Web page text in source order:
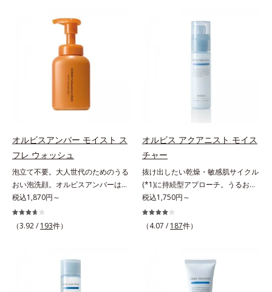
加水分解シルク、スフィンゴ糖脂
質、トコフェロール、グリセリン、
ヒアルロン酸ヒドロキシプロピルト
リモニウム、フェノキシエタノー
ル）*2 髪の乾燥、乾燥によるパサ
(*2)もまっさらにオフするボディク
レンザーです。気になるニオイ、ご
わつきの元となるのは、皮脂と古い
角質。汚れの吸着力が強い3種のク
レイ配合(*3)で、皮脂や古い角質、
毛穴汚れまでスッキリ落として、ず
っと触れていたくなるような、しっ
とりうるおったなめらかな素肌に整
のニオイや角質が気になる部位に、
週2～3回を目安にお使いいただけ
る、スペシャルボディケアアイテム
です。落ち着きと深みを感じさせ
る、ウッディの香り。*1 ニオイの
元となる汚れ *2 古い角質 *3 レ
ッドクレイ（イライト、カオリン）
配合＝古い角質をからめとる洗浄成
ナイト配合＝洗浄成分
振って混ぜると、美容成分がくずれ
防止成分を包み込み、メイクの上に
汗・水・皮脂をはじきながら、美容
成分がうるおいをキープ。Wの機能
さらに保湿成分配合でうるおい感が
続き、エアコンなどによる乾燥も防
ぎます。*1 トリメチルシロキシケ
イ酸、ジメチコン配合＝汗や水、皮
脂をはじき、メイクくずれを防ぐ成
分*2 オリーブ葉エキス、ゴレンシ
葉エキス、加水分解ヒアルロン酸、
異性化糖配合＝保湿成分【ご使用方
法】2層タイプなので、必ず容器を
よく振ってからお使いください。メ
イクの仕上げに、顔から20cm程度
シュが目安）ミストを塗布後、肌に
触れずに乾くまでそのままお待ちく
オルビスアンバー モイスト ス
フレ ウォッシュ
泡立て不要。大人世代のためのうる
おい泡洗顔。オルビスアンバーは、
いつも⾃然体で美しくありたいと願
う⼤⼈世代に寄り添うブランドで
す。年齢印象研究に基づいた肌サイ
軽なお手入れで賢いケアを。ライフ
スタイルになじむ、若々しい印象(*)
作りのサポートをします。* 肌にハ
税込1,870円～
（3.92 / 193件）
オルビス アクアニスト モイス
チャー
抜け出したい乾燥・敏感肌サイクル
(*1)に持続型アプローチ。うるおい
を追求した敏感肌用保湿スキンケア
(*2)。うるおいを逃し、刺激を受け
やすい角層の“乾燥敏感スランプ
望の敏感肌用保湿スキンケアライン
「オルビス アクアニスト」。乾燥
敏感スランプの原因にアプローチす
税込1,750円～
（4.07 / 187件）